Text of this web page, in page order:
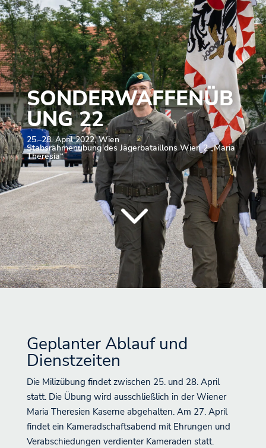
SONDERWAFFENÜB
UNG 22
25.–28. April 2022, Wien
Stabsrahmenübung des Jägerbataillons Wien 2 „Maria
Theresia“
3
Geplanter Ablauf und
Dienstzeiten
Die Milizübung findet zwischen 25. und 28. April
statt. Die Übung wird ausschließlich in der Wiener
Maria Theresien Kaserne abgehalten. Am 27. April
findet ein Kameradschaftsabend mit Ehrungen und
Verabschiedungen verdienter Kameraden statt.